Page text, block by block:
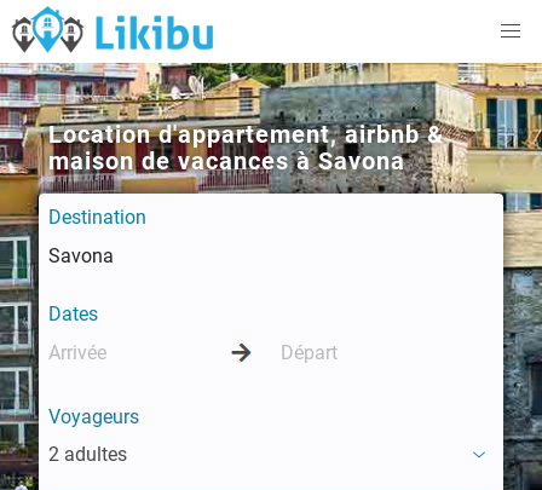
Location d'appartement, airbnb &
maison de vacances à Savona
Destination
Dates
Voyageurs
2 adultes